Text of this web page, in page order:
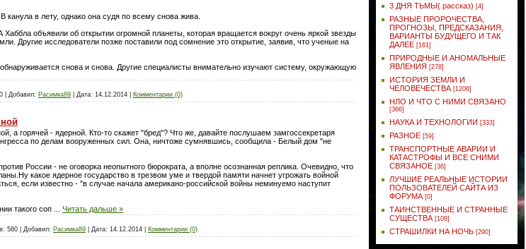
в лету, однако она судя по всему снова жива.
объявили об открытии огромной планеты, которая вращается вокруг очень яркой звезды
Другие исследователи позже поставили под сомнение это открытие, заявив, что ученые на
снова и снова. Другие специалисты внимательно изучают систему, окружающую
Добавил: Расимка89 Дата: 14.12.2014 Комментарии (0)
а горячей - ядерной. Кто-то скажет "бред"? Что же, давайте послушаем замгоссекретаря
по делам вооруженных сил. Она, ничтоже сумнявшись, сообщила - Белый дом "не
России - не оговорка неопытного бюрократа, а вполне осознанная реплика. Очевидно, что
какое ядерное государство в трезвом уме и твердой памяти начнет угрожать войной
если известно - "в случае начала американо-российской войны неминуемо наступит
такого соп
Читать дальше »
580 Добавил: Расимка89 Дата: 14.12.2014 Комментарии (0)
3 ДНЯ ТЬМЫ( рассказ) [4]
РАЗНЫЕ ПРОРОЧЕСТВА,
ПРОГНОЗЫ, ПРЕДСКАЗАНИЯ,
ВАРИАНТЫ БУДУЩЕГО И ТАК
ДАЛЕЕ [161]
ПРИРОДНЫЕ И АНОМАЛЬНЫЕ
ЯВЛЕНИЯ [278]
ИСТОРИЯ ЗЕМЛИ И
ЧЕЛОВЕЧЕСТВА [1206]
НЛО И ЧТО С НИМИ СВЯЗАНО
[366]
НАУКА И ТЕХНОЛОГИИ [333]
РАЗНОЕ [59]
ТРАНСПОРТНЫЕ АВАРИИ И
КАТАСТРОФЫ И ВСЕ СНИМИ
СВЯЗАНОЕ [36]
ЛУЧШИЕ РЕАЛЬНЫЕ ИСТОРИИ
ПОЛЬЗОВАТЕЛЕЙ САЙТА ИЗ
ФОРУМА [0]
ТАИНСТВЕННЫЕ И СТРАННЫЕ
СУЩЕСТВА [108]
СТРАШИЛКИ НА НОЧЬ [290]